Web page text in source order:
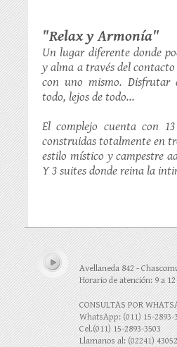
"Relax y Armonía"
Un lugar diferente donde
y alma a través del
con uno mismo. Disfrutar
todo, lejos de todo...
El complejo cuenta con
construidas totalmente en
estilo místico y campestre
Y 3 suites donde reina la
Avellaneda 842 -
Horario de atención: 9 a
CONSULTAS POR
WhatsApp: (011) 15-2893-
Cel.(011) 15-2893-3503
Llamanos al: (02241)